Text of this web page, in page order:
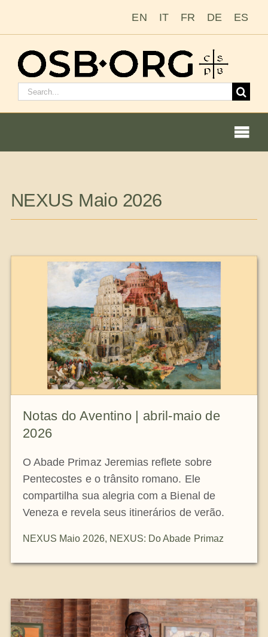
conteúdo
EN IT FR DE ES
Pesquisar
A ordem beneditina
A medalha de São Bento
NEXUS
Arquivo OSB.org
NEXUS Maio 2026
Notas do Aventino | abril-maio de
2026
O Abade Primaz Jeremias reflete sobre
Pentecostes e o trânsito romano. Ele
compartilha sua alegria com a Bienal de
Veneza e revela seus itinerários de verão.
NEXUS Maio 2026, NEXUS: Do Abade Primaz